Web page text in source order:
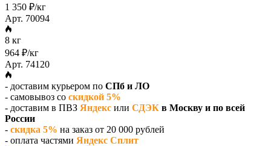
1 350 ₽/кг
Арт. 70094
8 кг
964 ₽/кг
Арт. 74120
- доставим курьером по СПб и ЛО
- самовывоз со скидкой 5%
- доставим в ПВЗ Яндекс или СДЭК в Москву и по всей
России
- скидка 5% на заказ от 20 000 рублей
- оплата частями Яндекс Сплит